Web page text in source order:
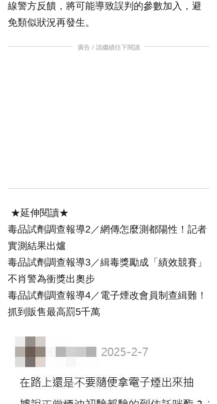
線警方反饋，將可能導致誤判的參數加入，避
免類似狀況再發生。
廣告 / 請繼續往下閱讀
★延伸閱讀★
毒品試劑調查報導2／網傳怎麼測都陽性！記者
實測結果出爐
毒品試劑調查報導3／緝毒獎勵成「績效競賽」
不肖警為衝獎出奧步
毒品試劑調查報導4／電子煙改會員制查緝難！
抓到販售最高罰5千萬